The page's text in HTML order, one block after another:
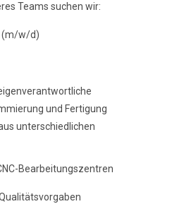
Teams suchen wir:
(m/w/d)
und Fertigung
unterschiedlichen
Bearbeitungszentren